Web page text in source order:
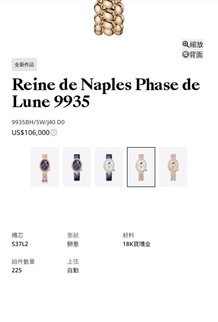
縮放
背面
全新作品
Reine de Naples Phase de
Lune 9935
9935BH/5W/J40 D0
US$106,000
機芯
537L2
形狀
卵形
材料
18K寶璣金
組件數量
225
上弦
自動